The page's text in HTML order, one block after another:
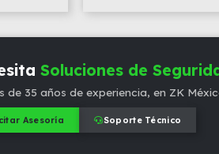
Soluciones de
de 35 años de experiencia, en ZK
Asesoría Soporte Técnico